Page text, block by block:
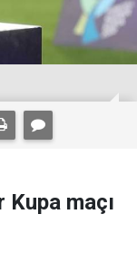
Kupa maçı